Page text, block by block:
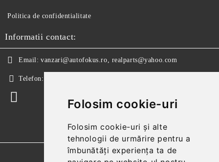
Folosim cookie-uri
Folosim cookie-uri și alte
tehnologii de urmărire pentru a
îmbunătăți experiența ta de
Politica de confidentialitate
Informatii contact:
Email: vanzari@autofokus.ro, realparts@yahoo.com
Telefon: